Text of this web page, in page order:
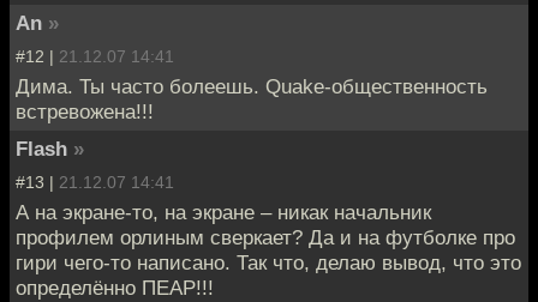
An »
#12 | 21.12.07 14:41
Дима. Ты часто болеешь. Quake-общественность
встревожена!!!
Flash »
#13 | 21.12.07 14:41
А на экране-то, на экране – никак начальник
профилем орлиным сверкает? Да и на футболке про
гири чего-то написано. Так что, делаю вывод, что это
определённо ПЕАР!!!